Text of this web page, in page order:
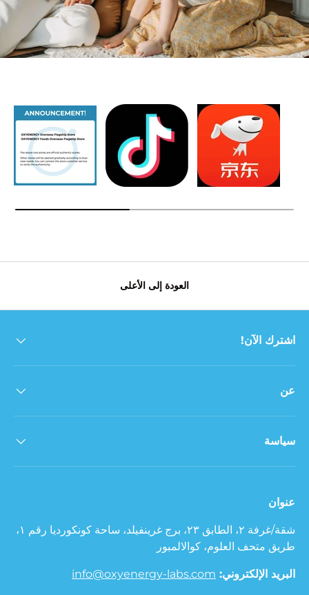
العودة إلى الأعلى
اشترك الآن!
عن
سياسة
عنوان
شقة/غرفة ٢، الطابق ٢٣، برج غرينفيلد، ساحة كونكورديا رقم ١،
طريق متحف العلوم، كوالالمبور
البريد الإلكتروني: info@oxyenergy-labs.com